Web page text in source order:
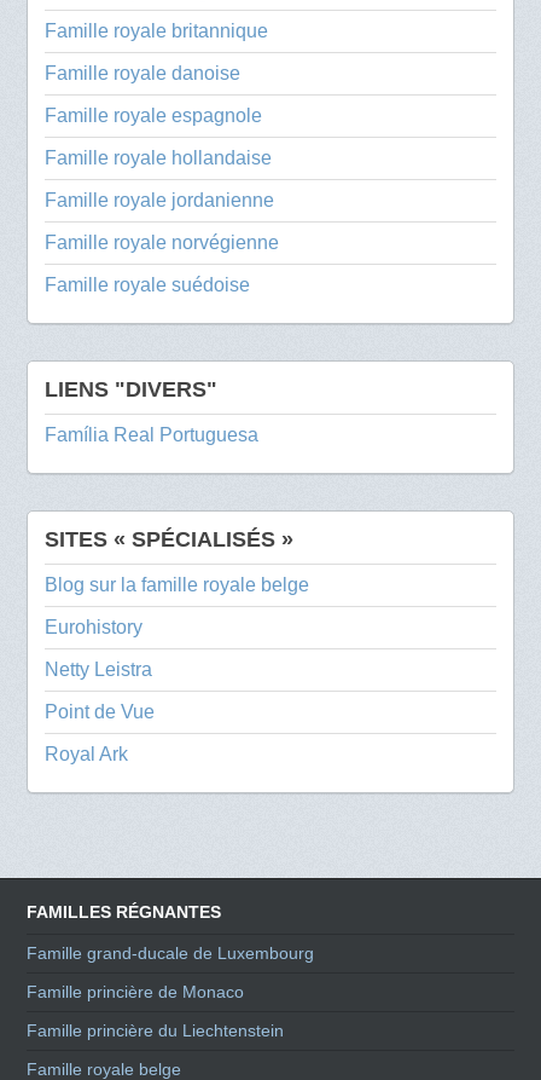
Famille royale britannique
Famille royale danoise
Famille royale espagnole
Famille royale hollandaise
Famille royale jordanienne
Famille royale norvégienne
Famille royale suédoise
LIENS "DIVERS"
Família Real Portuguesa
SITES « SPÉCIALISÉS »
Blog sur la famille royale belge
Eurohistory
Netty Leistra
Point de Vue
Royal Ark
FAMILLES RÉGNANTES
Famille grand-ducale de Luxembourg
Famille princière de Monaco
Famille princière du Liechtenstein
Famille royale belge